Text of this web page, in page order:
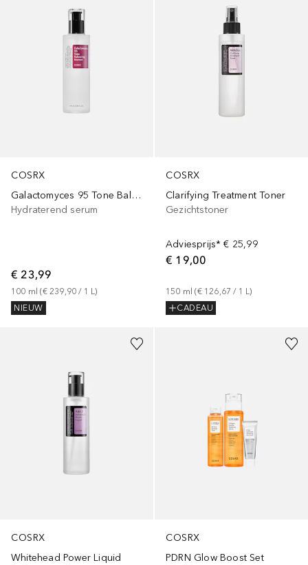
COSRX
Galactomyces 95 Tone Balancing Essence
Hydraterend serum
€ 23,99
100 ml (€ 239,90 / 1 L)
NIEUW
COSRX
Clarifying Treatment Toner
Gezichtstoner
Adviesprijs* € 25,99
€ 19,00
150 ml (€ 126,67 / 1 L)
CADEAU
COSRX
Whitehead Power Liquid
COSRX
PDRN Glow Boost Set